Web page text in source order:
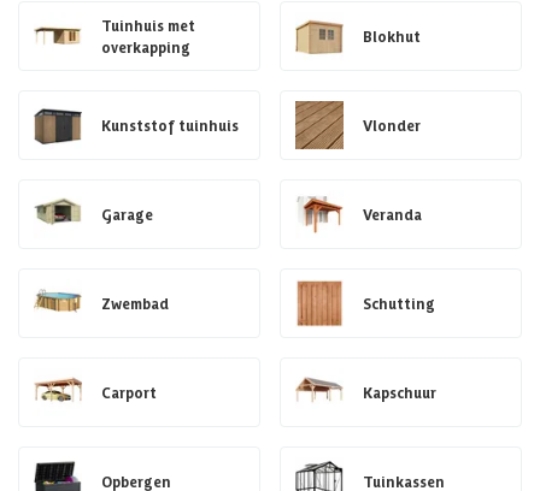
Tuinhuis met
overkapping
Blokhut
Kunststof tuinhuis Vlonder
Garage Veranda
Zwembad Schutting
Carport Kapschuur
Opbergen Tuinkassen